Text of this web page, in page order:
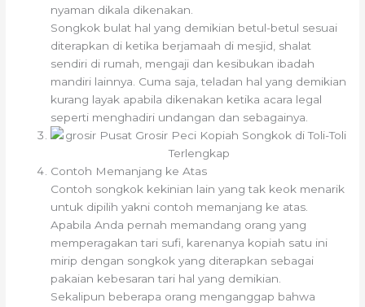
nyaman dikala dikenakan.
Songkok bulat hal yang demikian betul-betul sesuai
diterapkan di ketika berjamaah di mesjid, shalat
sendiri di rumah, mengaji dan kesibukan ibadah
mandiri lainnya. Cuma saja, teladan hal yang demikian
kurang layak apabila dikenakan ketika acara legal
seperti menghadiri undangan dan sebagainya.
Contoh Memanjang ke Atas
Contoh songkok kekinian lain yang tak keok menarik
untuk dipilih yakni contoh memanjang ke atas.
Apabila Anda pernah memandang orang yang
memperagakan tari sufi, karenanya kopiah satu ini
mirip dengan songkok yang diterapkan sebagai
pakaian kebesaran tari hal yang demikian.
Sekalipun beberapa orang menganggap bahwa